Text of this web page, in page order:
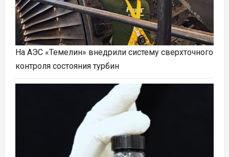
На АЭС «Темелин» внедрили систему сверхточного
контроля состояния турбин